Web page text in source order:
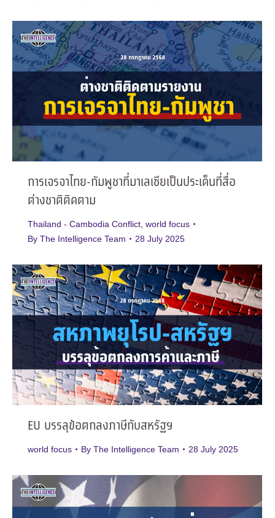
การเจรจาไทย-กัมพูชาที่มาเลเซียเป็นประเด็นที่สื่อ
ต่างชาติติดตาม
Thailand - Cambodia Conflict world focus
By The Intelligence Team 28 July 2025
EU บรรลุข้อตกลงภาษีกับสหรัฐฯ
world focus By The Intelligence Team 28 July 2025